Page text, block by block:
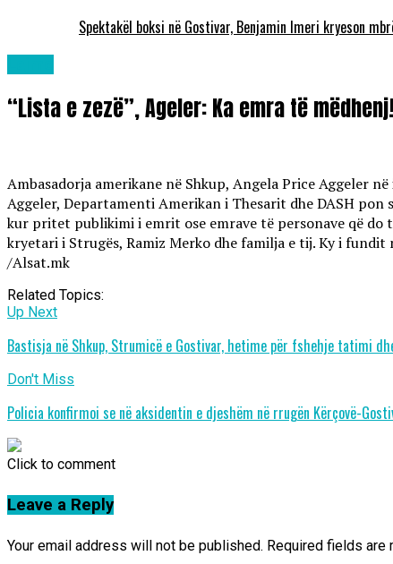
Spektakël boksi në Gostivar, Benjamin Imeri kryeson
“Lista e zezë”, Ageler: Ka emra të mëdhenj!
Ambasadorja amerikane në Shkup, Angela Price Aggeler
Aggeler, Departamenti Amerikan i Thesarit dhe DASH
kur pritet publikimi i emrit ose emrave të personave që do
kryetari i Strugës, Ramiz Merko dhe familja e tij. Ky i
/Alsat.mk
Related Topics:
Up Next
Bastisja në Shkup, Strumicë e Gostivar, hetime për fshehje tatimi
Don't Miss
Policia konfirmoi se në aksidentin e djeshëm në rrugën Kërçovë-
Click to comment
Leave a Reply
Your email address will not be published. Required fields are